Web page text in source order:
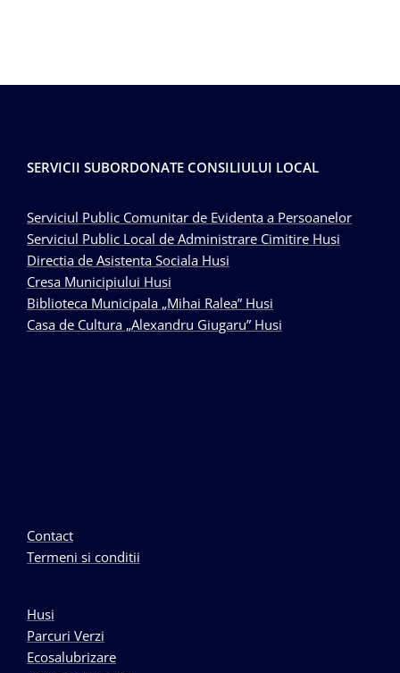
SERVICII SUBORDONATE CONSILIULUI LOCAL
Serviciul Public Comunitar de Evidenta a Persoanelor
Serviciul Public Local de Administrare Cimitire Husi
Directia de Asistenta Sociala Husi
Cresa Municipiului Husi
Biblioteca Municipala „Mihai Ralea” Husi
Casa de Cultura „Alexandru Giugaru” Husi
Contact
Termeni si conditii
Husi
Parcuri Verzi
Ecosalubrizare